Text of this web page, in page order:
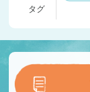
タグ